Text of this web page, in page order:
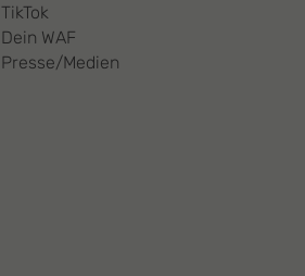
TikTok
Dein WAF
Presse/Medien